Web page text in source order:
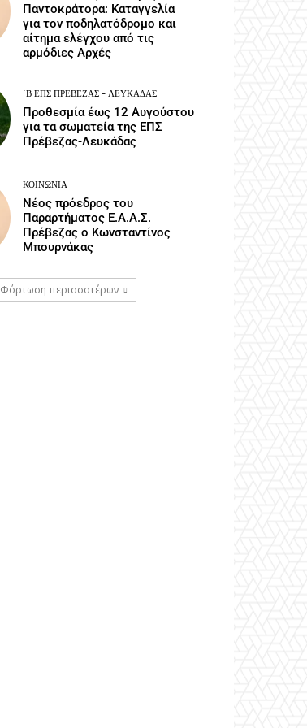
Παντοκράτορα: Καταγγελία
για τον ποδηλατόδρομο και
αίτημα ελέγχου από τις
αρμόδιες Αρχές
΄Β ΕΠΣ ΠΡΈΒΕΖΑΣ - ΛΕΥΚΆΔΑΣ
Προθεσμία έως 12 Αυγούστου
για τα σωματεία της ΕΠΣ
Πρέβεζας-Λευκάδας
ΚΟΙΝΩΝΙΑ
Νέος πρόεδρος του
Παραρτήματος Ε.Α.Α.Σ.
Πρέβεζας ο Κωνσταντίνος
Μπουρνάκας
Φόρτωση περισσοτέρων